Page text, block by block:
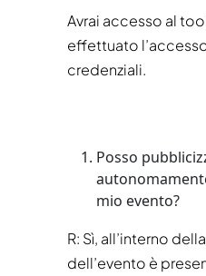
Avrai accesso al
effettuato
credenziali.
Posso
mio evento?
R: Sì, all’interno
dell’evento è